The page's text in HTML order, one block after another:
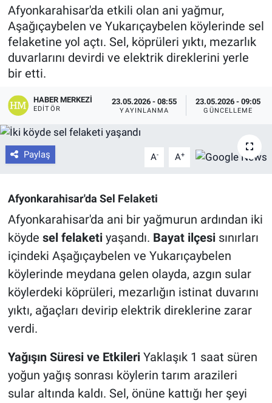
Afyonkarahisar'da etkili olan ani yağmur,
Aşağıçaybelen ve Yukarıçaybelen köylerinde sel
felaketine yol açtı. Sel, köprüleri yıktı, mezarlık
duvarlarını devirdi ve elektrik direklerini yerle
bir etti.
HABER MERKEZI
EDITÖR
23.05.2026 - 08:55
YAYINLANMA
23.05.2026 - 09:05
GÜNCELLEME
Paylaş A- A+
Afyonkarahisar'da Sel Felaketi
Afyonkarahisar'da ani bir yağmurun ardından iki
köyde sel felaketiyaşandı. Bayat ilçesisınırları
içindeki Aşağıçaybelen ve Yukarıçaybelen
köylerinde meydana gelen olayda, azgın sular
köylerdeki köprüleri, mezarlığın istinat duvarını
yıktı, ağaçları devirip elektrik direklerine zarar
verdi.
Yağışın Süresi ve EtkileriYaklaşık 1 saat süren
yoğun yağış sonrası köylerin tarım arazileri
sular altında kaldı. Sel, önüne kattığı her şeyi